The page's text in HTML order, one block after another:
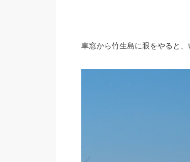
車窓から竹生島に眼をやると、